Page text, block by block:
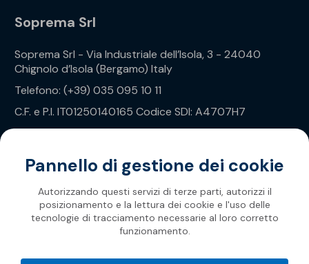
Soprema Srl
Soprema Srl - Via Industriale dell’Isola, 3 - 24040
Chignolo d’Isola (Bergamo) Italy
Telefono: (+39) 035 095 10 11
C.F. e P.I. IT01250140165 Codice SDI: A4707H7
Privacy Policy
Soprema 2026
Pannello di gestione dei cookie
Autorizzando questi servizi di terze parti, autorizzi il
posizionamento e la lettura dei cookie e l'uso delle
tecnologie di tracciamento necessarie al loro corretto
funzionamento.